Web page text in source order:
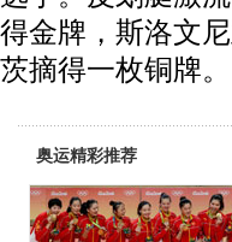
得金牌，斯洛文
茨摘得一枚铜牌。
奥运精彩推荐